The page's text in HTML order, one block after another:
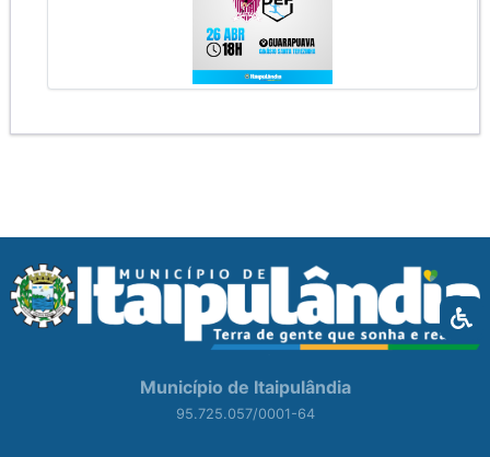
Município de Itaipulândia
95.725.057/0001-64